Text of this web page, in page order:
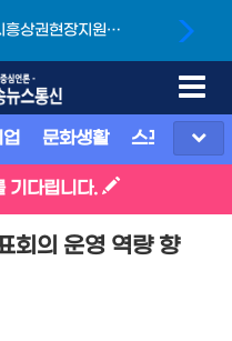
상권현장지원단’
문화생활 스포츠 지
기다립니다.
회의 운영 역량 향